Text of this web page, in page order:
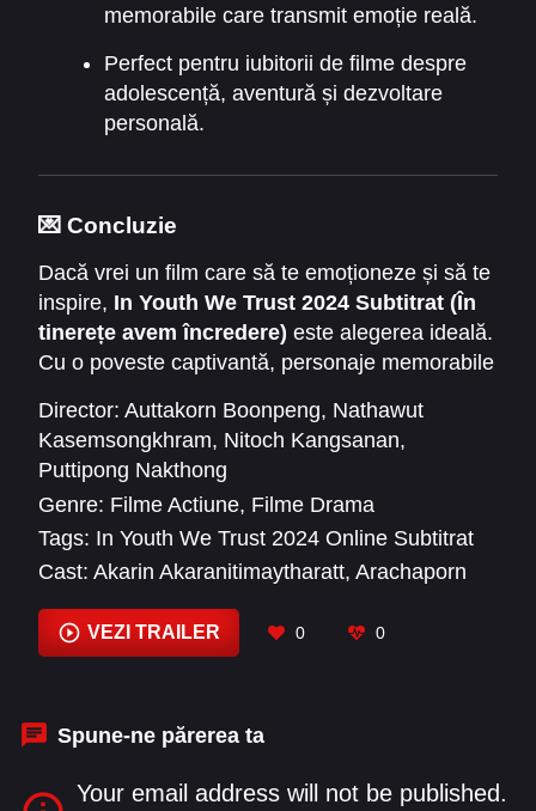
memorabile care transmit emoție reală.
Perfect pentru iubitorii de filme despre
adolescență, aventură și dezvoltare
personală.
💌 Concluzie
Dacă vrei un film care să te emoționeze și să te
inspire, In Youth We Trust 2024 Subtitrat (În
tinerețe avem încredere) este alegerea ideală.
Cu o poveste captivantă, personaje memorabile
descoperire de sine, filmul oferă o experiență de
neratat. Nu mai aștepta – vizionează acum
lasă-te purtat de aventurile tinerilor și mesajele
filmului!
Director: Auttakorn Boonpeng, Nathawut
Kasemsongkhram, Nitoch Kangsanan,
Puttipong Nakthong
Genre: Filme Actiune, Filme Drama
Tags: In Youth We Trust 2024 Online Subtitrat
Cast: Akarin Akaranitimaytharatt, Arachaporn
Naraphan , Benjamin Joseph Varney,
Thavornsiri, Chaiwat Chartsuriyakiat
Pungkiatrussamee
Napasaporn Makkawan
VEZI TRAILER 0 0
Spune-ne părerea ta
Your email address will not be published.